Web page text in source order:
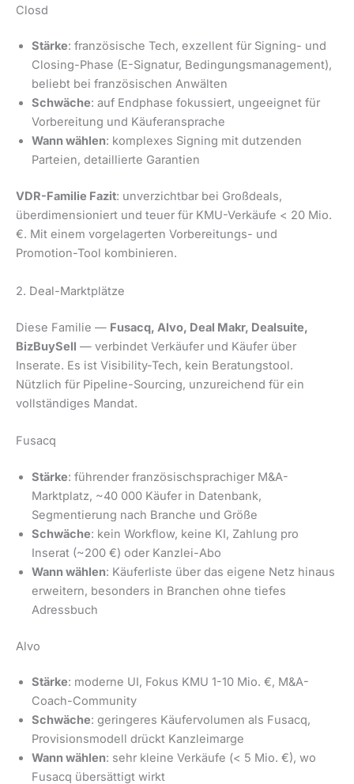
Closd
Stärke: französische Tech, exzellent für Signing- und
Closing-Phase (E-Signatur, Bedingungsmanagement),
beliebt bei französischen Anwälten
Schwäche: auf Endphase fokussiert, ungeeignet für
Vorbereitung und Käuferansprache
Wann wählen: komplexes Signing mit dutzenden
Parteien, detaillierte Garantien
VDR-Familie Fazit: unverzichtbar bei Großdeals,
überdimensioniert und teuer für KMU-Verkäufe < 20 Mio.
€. Mit einem vorgelagerten Vorbereitungs- und
Promotion-Tool kombinieren.
2. Deal-Marktplätze
Diese Familie — Fusacq, Alvo, Deal Makr, Dealsuite,
BizBuySell — verbindet Verkäufer und Käufer über
Inserate. Es ist Visibility-Tech, kein Beratungstool.
Nützlich für Pipeline-Sourcing, unzureichend für ein
vollständiges Mandat.
Fusacq
Stärke: führender französischsprachiger M&A-
Marktplatz, ~40 000 Käufer in Datenbank,
Segmentierung nach Branche und Größe
Schwäche: kein Workflow, keine KI, Zahlung pro
Inserat (~200 €) oder Kanzlei-Abo
Wann wählen: Käuferliste über das eigene Netz hinaus
erweitern, besonders in Branchen ohne tiefes
Adressbuch
Alvo
Stärke: moderne UI, Fokus KMU 1-10 Mio. €, M&A-
Coach-Community
Schwäche: geringeres Käufervolumen als Fusacq,
Provisionsmodell drückt Kanzleimarge
Wann wählen: sehr kleine Verkäufe (< 5 Mio. €), wo
Fusacq übersättigt wirkt